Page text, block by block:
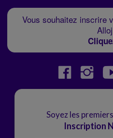
Vous souhaitez inscrire
Soyez les
Inscription